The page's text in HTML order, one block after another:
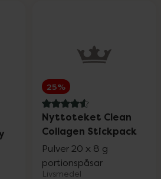
25%
4.6 av 5 i omdöme
Nyttoteket Clean
Collagen Stickpack
Pulver 20 x 8 g
portionspåsar
Livsmedel